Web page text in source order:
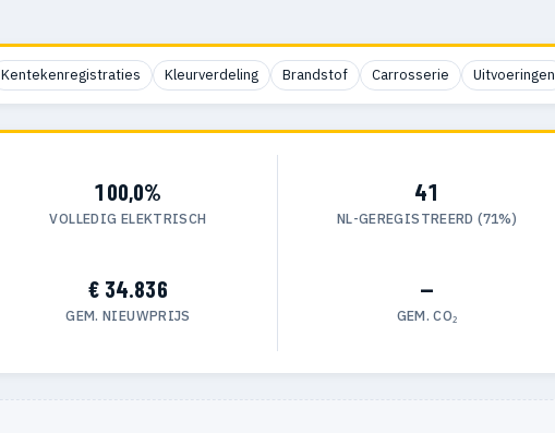
Kentekenregistraties Kleurverdeling Brandstof Carrosserie Uitvoeringen
100,0%
VOLLEDIG ELEKTRISCH
41
NL-GEREGISTREERD (71%)
€ 34.836
GEM. NIEUWPRIJS
—
GEM. CO₂